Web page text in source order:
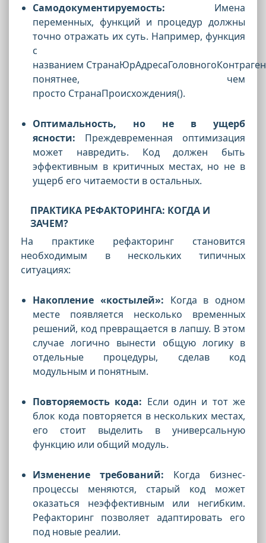
Самодокументируемость: Имена
переменных, функций и процедур должны
точно отражать их суть. Например, функция
с
названием
понятнее, чем
просто СтранаПроисхождения().
Оптимальность, но не в ущерб
ясности: Преждевременная оптимизация
может навредить. Код должен быть
эффективным в критичных местах, но не в
ущерб его читаемости в остальных.
ПРАКТИКА РЕФАКТОРИНГА: КОГДА И
ЗАЧЕМ?
На практике рефакторинг становится
необходимым в нескольких типичных
ситуациях:
Накопление «костылей»: Когда в одном
месте появляется несколько временных
решений, код превращается в лапшу. В этом
случае логично вынести общую логику в
отдельные процедуры, сделав код
модульным и понятным.
Повторяемость кода: Если один и тот же
блок кода повторяется в нескольких местах,
его стоит выделить в универсальную
функцию или общий модуль.
Изменение требований: Когда бизнес-
процессы меняются, старый код может
оказаться неэффективным или негибким.
Рефакторинг позволяет адаптировать его
под новые реалии.